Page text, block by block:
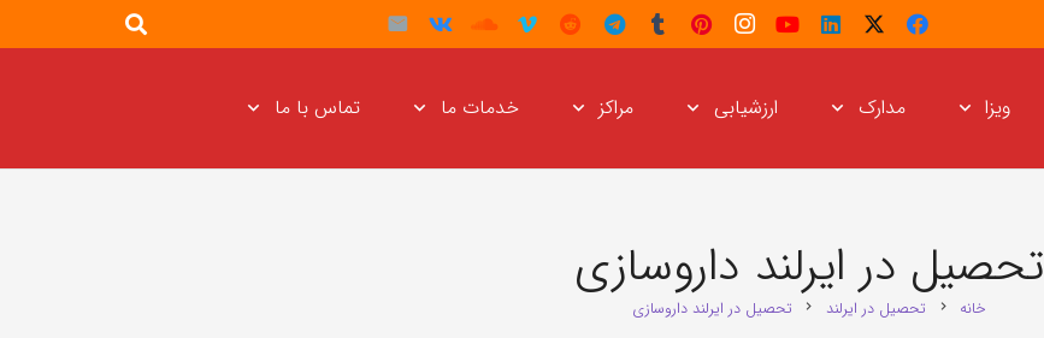
ویزا مدارک ارزشیابی مراکز خدمات ما تماس با ما
تحصیل در ایرلند داروسازی
خانه chevron_right تحصیل در ایرلند chevron_right تحصیل در ایرلند داروسازی